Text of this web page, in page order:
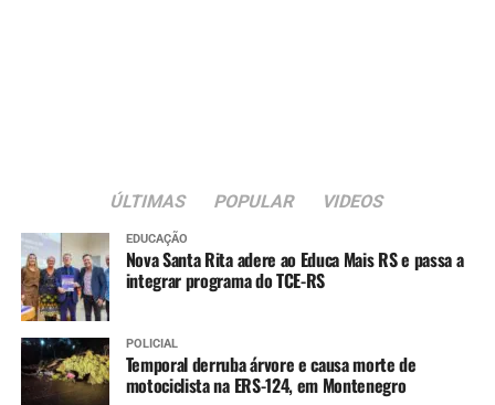
bastante a escolinha de
trânsito”, conta.
A dona de casa Sônia Gomes Chaves, 68, também
participou do evento.
ÚLTIMAS POPULAR VIDEOS
EDUCAÇÃO
Nova Santa Rita adere ao Educa Mais RS e passa a
integrar programa do TCE-RS
POLICIAL
Temporal derruba árvore e causa morte de
motociclista na ERS-124, em Montenegro